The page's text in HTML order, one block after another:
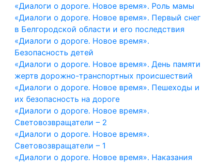
«Диалоги о дороге. Новое время». Роль мамы
«Диалоги о дороге. Новое время». Первый снег
в Белгородской области и его последствия
«Диалоги о дороге. Новое время».
Безопасность детей
«Диалоги о дороге. Новое время». День памяти
жертв дорожно-транспортных происшествий
«Диалоги о дороге. Новое время». Пешеходы и
их безопасность на дороге
«Диалоги о дороге. Новое время».
Световозвращатели – 2
«Диалоги о дороге. Новое время».
Световозвращатели – 1
«Диалоги о дороге. Новое время». Наказания